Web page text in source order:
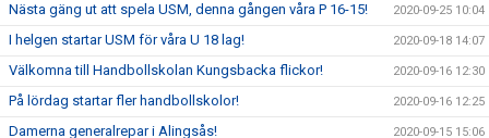
Nästa gäng ut att spela USM, denna gången våra P 16-15! 2020-09-25 10:04
I helgen startar USM för våra U 18 lag! 2020-09-18 14:07
Välkomna till Handbollskolan Kungsbacka flickor! 2020-09-16 12:30
På lördag startar fler handbollskolor! 2020-09-16 12:25
Damerna generalrepar i Alingsås! 2020-09-15 15:06